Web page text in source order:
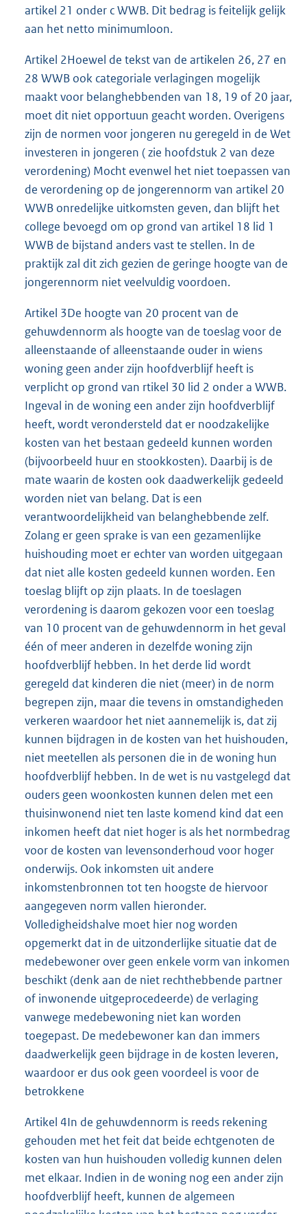
artikel 21 onder c WWB. Dit bedrag is feitelijk gelijk
aan het netto minimumloon.
Artikel 2Hoewel de tekst van de artikelen 26, 27 en
28 WWB ook categoriale verlagingen mogelijk
maakt voor belanghebbenden van 18, 19 of 20 jaar,
moet dit niet opportuun geacht worden. Overigens
zijn de normen voor jongeren nu geregeld in de Wet
investeren in jongeren ( zie hoofdstuk 2 van deze
verordening) Mocht evenwel het niet toepassen van
de verordening op de jongerennorm van artikel 20
WWB onredelijke uitkomsten geven, dan blijft het
college bevoegd om op grond van artikel 18 lid 1
WWB de bijstand anders vast te stellen. In de
praktijk zal dit zich gezien de geringe hoogte van de
jongerennorm niet veelvuldig voordoen.
Artikel 3De hoogte van 20 procent van de
gehuwdennorm als hoogte van de toeslag voor de
alleenstaande of alleenstaande ouder in wiens
woning geen ander zijn hoofdverblijf heeft is
verplicht op grond van rtikel 30 lid 2 onder a WWB.
Ingeval in de woning een ander zijn hoofdverblijf
heeft, wordt verondersteld dat er noodzakelijke
kosten van het bestaan gedeeld kunnen worden
(bijvoorbeeld huur en stookkosten). Daarbij is de
mate waarin de kosten ook daadwerkelijk gedeeld
worden niet van belang. Dat is een
verantwoordelijkheid van belanghebbende zelf.
Zolang er geen sprake is van een gezamenlijke
huishouding moet er echter van worden uitgegaan
dat niet alle kosten gedeeld kunnen worden. Een
toeslag blijft op zijn plaats. In de toeslagen
verordening is daarom gekozen voor een toeslag
van 10 procent van de gehuwdennorm in het geval
één of meer anderen in dezelfde woning zijn
hoofdverblijf hebben. In het derde lid wordt
geregeld dat kinderen die niet (meer) in de norm
begrepen zijn, maar die tevens in omstandigheden
verkeren waardoor het niet aannemelijk is, dat zij
kunnen bijdragen in de kosten van het huishouden,
niet meetellen als personen die in de woning hun
hoofdverblijf hebben. In de wet is nu vastgelegd dat
ouders geen woonkosten kunnen delen met een
thuisinwonend niet ten laste komend kind dat een
inkomen heeft dat niet hoger is als het normbedrag
voor de kosten van levensonderhoud voor hoger
onderwijs. Ook inkomsten uit andere
inkomstenbronnen tot ten hoogste de hiervoor
aangegeven norm vallen hieronder.
Volledigheidshalve moet hier nog worden
opgemerkt dat in de uitzonderlijke situatie dat de
medebewoner over geen enkele vorm van inkomen
beschikt (denk aan de niet rechthebbende partner
of inwonende uitgeprocedeerde) de verlaging
vanwege medebewoning niet kan worden
toegepast. De medebewoner kan dan immers
daadwerkelijk geen bijdrage in de kosten leveren,
waardoor er dus ook geen voordeel is voor de
betrokkene
Artikel 4In de gehuwdennorm is reeds rekening
gehouden met het feit dat beide echtgenoten de
kosten van hun huishouden volledig kunnen delen
met elkaar. Indien in de woning nog een ander zijn
hoofdverblijf heeft, kunnen de algemeen